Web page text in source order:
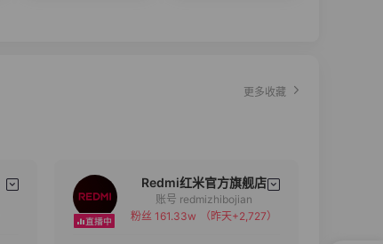
更多收藏
Redmi红米官方旗舰店
备注
账号 redmizhibojian
粉丝 161.33w
（昨天+2,727）